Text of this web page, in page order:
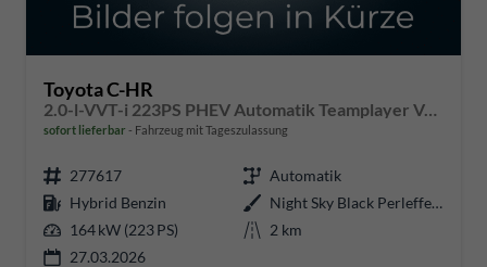
Toyota C-HR
2.0-l-VVT-i 223PS PHEV Automatik Teamplayer Voll-LED elektr. Heckklappe Sitzheizung Lenkradheizung Klimaautomatik Navi Bluetooth wireless Apple CarPlay + Android Auto ACC PDC v+h Rückf.Kamera 18"LM vollelektr. Reichweite 66KM
sofort lieferbar Fahrzeug mit Tageszulassung
277617
Automatik
Hybrid Benzin
Night Sky Black Perleffekt
164 kW (223 PS)
2 km
27.03.2026